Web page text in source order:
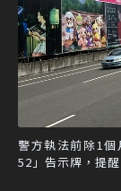
警方執法前除1
52」告示牌，提